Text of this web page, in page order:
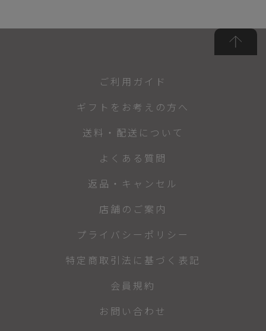
ご利用ガイド
ギフトをお考えの方へ
送料・配送について
よくある質問
返品・キャンセル
店舗のご案内
プライバシーポリシー
特定商取引法に基づく表記
会員規約
お問い合わせ